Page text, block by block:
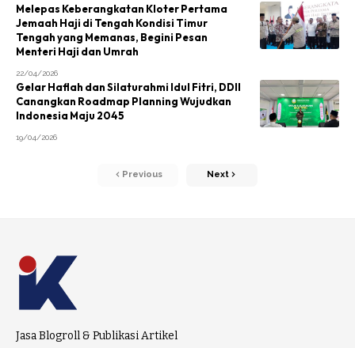
Melepas Keberangkatan Kloter Pertama
Jemaah Haji di Tengah Kondisi Timur
Tengah yang Memanas, Begini Pesan
Menteri Haji dan Umrah
22/04/2026
Gelar Haflah dan Silaturahmi Idul Fitri, DDII
Canangkan Roadmap Planning Wujudkan
Indonesia Maju 2045
19/04/2026
Previous Next
Jasa Blogroll & Publikasi Artikel